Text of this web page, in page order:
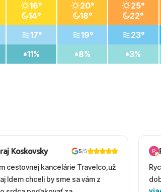
16°
14°
17°
11%
20°
18°
19°
8%
25°
22°
23°
3%
Koskovsky 5/5
cestovnej kancelárie Travelco,už
Idem chceli by sme sa vám z